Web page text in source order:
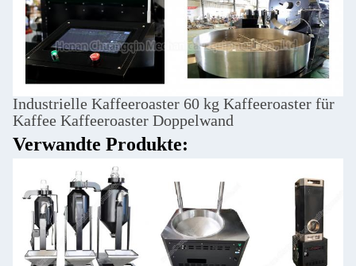
Industrielle Kaffeeroaster 60 kg Kaffeeroaster für
Kaffee Kaffeeroaster Doppelwand
Verwandte Produkte: